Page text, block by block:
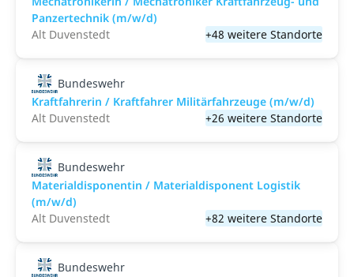
Panzertechnik (m/w/d)
Alt Duvenstedt
+48 weitere Standorte
Bundeswehr
Kraftfahrerin / Kraftfahrer Militärfahrzeuge (m/w/d)
Alt Duvenstedt
+26 weitere Standorte
Bundeswehr
Materialdisponentin / Materialdisponent Logistik
(m/w/d)
Alt Duvenstedt
+82 weitere Standorte
Bundeswehr